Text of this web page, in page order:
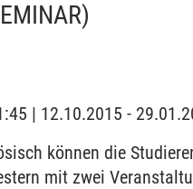
| 12.10.2015 -
können die
mit zwei